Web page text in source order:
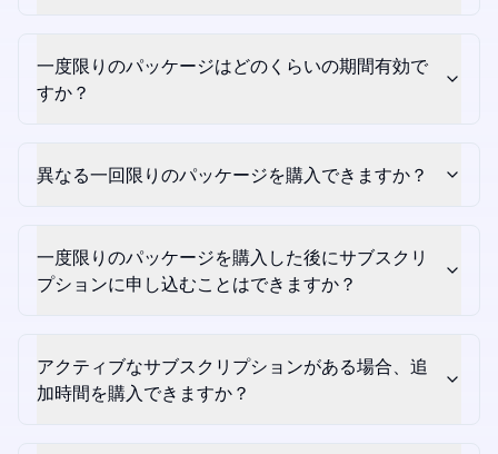
一度限りのパッケージはどのくらいの期間有効で
すか？
異なる一回限りのパッケージを購入できますか？
一度限りのパッケージを購入した後にサブスクリ
プションに申し込むことはできますか？
アクティブなサブスクリプションがある場合、追
加時間を購入できますか？